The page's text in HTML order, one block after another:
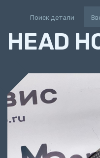
Поиск детали
HEAD